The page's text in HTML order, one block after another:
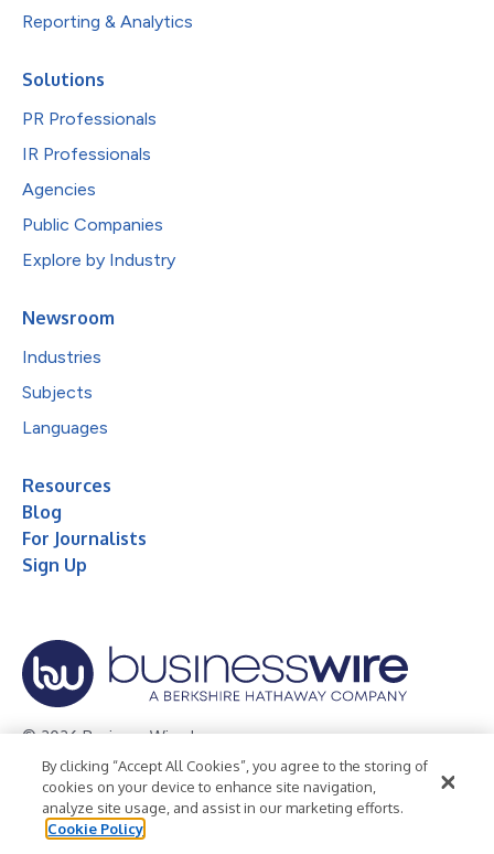
Reporting & Analytics
Solutions
PR Professionals
IR Professionals
Agencies
Public Companies
Explore by Industry
Newsroom
Industries
Subjects
Languages
Resources
Blog
For Journalists
Sign Up
© 2026 Business Wire, Inc.
Privacy Policy Cookie Policy
Accessibility Statement
Terms of Use
Legal
By clicking “Accept All Cookies”, you agree to the storing of
cookies on your device to enhance site navigation,
analyze site usage, and assist in our marketing efforts.
Cookie Policy